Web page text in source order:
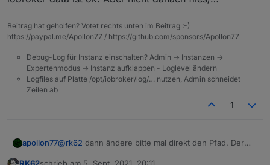
läuft es jetzt wieder einwandfrei.
Beitrag hat geholfen? Votet rechts unten im Beitrag :-)
https://paypal.me/Apollon77 / https://github.com/sponsors/Apollon77
Debug-Log für Instanz einschalten? Admin -> Instanzen ->
Expertenmodus -> Instanz aufklappen - Loglevel ändern
Logfiles auf Platte /opt/iobroker/log/… nutzen, Admin schneidet
Zeilen ab
1
apollon77@rk62 dann ändere bitte mal direkt den Pfad. Der